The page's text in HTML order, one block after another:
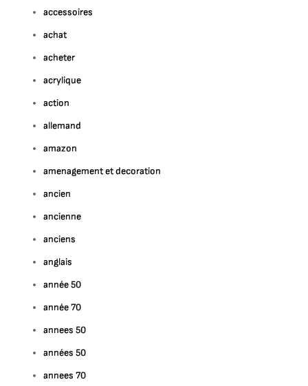
accessoires
achat
acheter
acrylique
action
allemand
amazon
amenagement et decoration
ancien
ancienne
anciens
anglais
année 50
année 70
annees 50
années 50
annees 70